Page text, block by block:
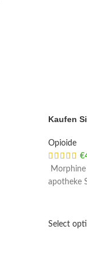
Kaufen
Opioide
€
apotheke
Select